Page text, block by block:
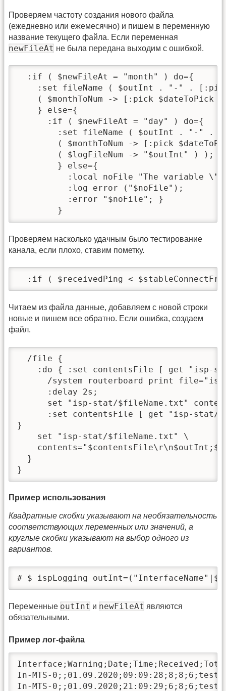
Проверяем частоту создания нового файла
(ежедневно или ежемесячно) и пишем в переменную
название текущего файла. Если переменная
newFileAt не была передана выходим с ошибкой.
  :if ( $newFileAt = "month" ) do={
:set fileName ( $outInt . "-" .
( $monthToNum -> [:pick $dateToPick
    } else={
      :if ( $newFileAt = "day" ) do={
:set fileName ( $outInt . "-" .
( $monthToNum -> [:pick
        ( $logFileNum -> "$outInt" ) );
        } else={
:local noFile "The variable
          :log error ("$noFile");
          :error "$noFile"; }
        }
Проверяем насколько удачным было тестирование
канала, если плохо, ставим пометку.
:if ( $receivedPing <
Читаем из файла данные, добавляем с новой строки
новые и пишем все обратно. Если ошибка, создаем
файл.
  /file {
:do { :set contentsFile [ get "isp-
/system routerboard print
      :delay 2s;
set "isp-stat/$fileName.txt"
:set contentsFile [ get "isp-
}
    set "isp-stat/$fileName.txt" \
  }
}
Пример использования
Квадратные скобки указывают на необязательность
соответствующих переменных или значений, а
круглые скобки указывают на выбор одного из
вариантов.
# $ ispLogging
Переменные outInt и newFileAt являются
обязательными.
Пример лог-файла
In-MTS-0;;01.09.2020;09:09:28;8;8;6;test-
In-MTS-0;;01.09.2020;21:09:29;6;8;6;test-